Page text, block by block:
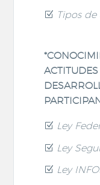
Tipos
Ley
Ley
Ley